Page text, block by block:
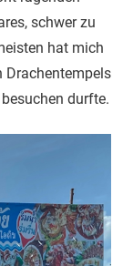
schwer zu
hat mich
Drachentempels
durfte.